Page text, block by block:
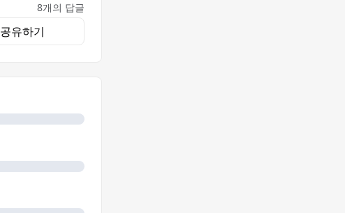
8개의 답글
공유하기